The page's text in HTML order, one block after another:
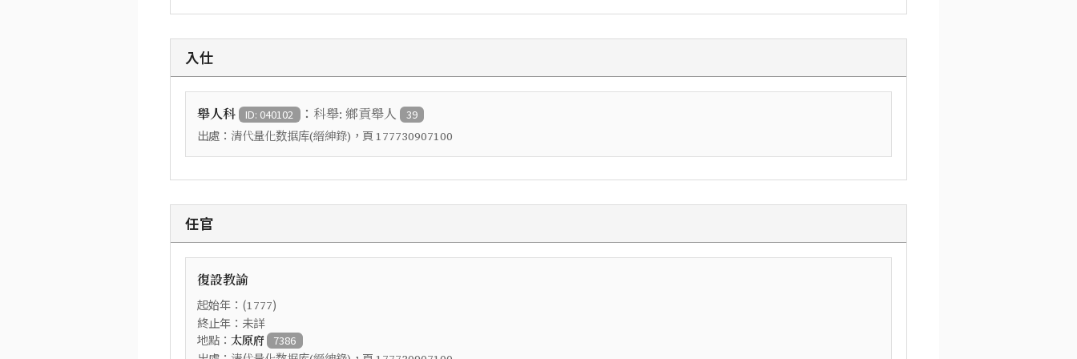
入仕
舉人科 ID: 040102 ： 科舉: 鄉貢舉人 39
出處： 清代量化数据库(縉紳錄) ，頁 177730907100
任官
復設教諭
起始年：(1777)
終止年：未詳
地點： 太原府 7386